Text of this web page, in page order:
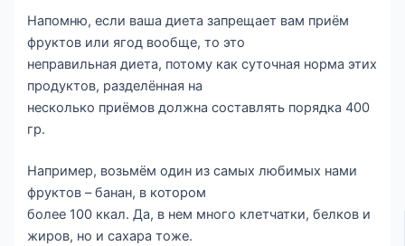
Напомню, если ваша диета запрещает вам приём
фруктов или ягод вообще, то это
неправильная диета, потому как суточная норма этих
продуктов, разделённая на
несколько приёмов должна составлять порядка 400
гр.
Например, возьмём один из самых любимых нами
фруктов – банан, в котором
более 100 ккал. Да, в нем много клетчатки, белков и
жиров, но и сахара тоже.